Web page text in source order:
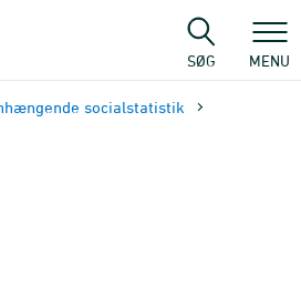
SØG MENU
socialstatistik